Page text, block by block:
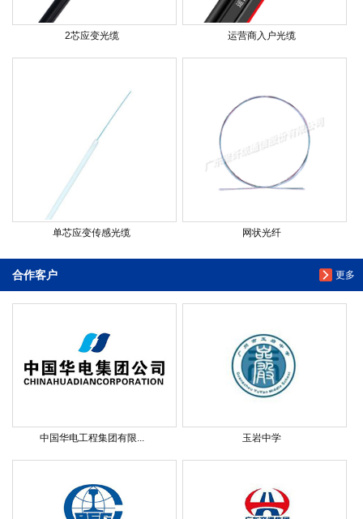
2芯应变光缆 运营商入户光缆
单芯应变传感光缆 网状光纤
更多
合作客户
中国华电工程集团有限... 玉岩中学